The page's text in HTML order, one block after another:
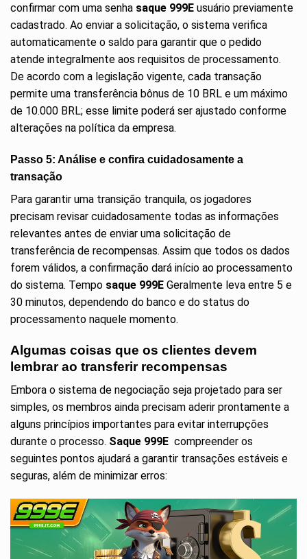
confirmar com uma senha saque 999E usuário previamente
cadastrado. Ao enviar a solicitação, o sistema verifica
automaticamente o saldo para garantir que o pedido
atende integralmente aos requisitos de processamento.
De acordo com a legislação vigente, cada transação
permite uma transferência bônus de 10 BRL e um máximo
de 10.000 BRL; esse limite poderá ser ajustado conforme
alterações na política da empresa.
Passo 5: Análise e confira cuidadosamente a
transação
Para garantir uma transição tranquila, os jogadores
precisam revisar cuidadosamente todas as informações
relevantes antes de enviar uma solicitação de
transferência de recompensas. Assim que todos os dados
forem válidos, a confirmação dará início ao processamento
do sistema. Tempo saque 999E Geralmente leva entre 5 e
30 minutos, dependendo do banco e do status do
processamento naquele momento.
Algumas coisas que os clientes devem
lembrar ao transferir recompensas
Embora o sistema de negociação seja projetado para ser
simples, os membros ainda precisam aderir prontamente a
alguns princípios importantes para evitar interrupções
durante o processo. Saque 999E compreender os
seguintes pontos ajudará a garantir transações estáveis ​​e
seguras, além de minimizar erros: